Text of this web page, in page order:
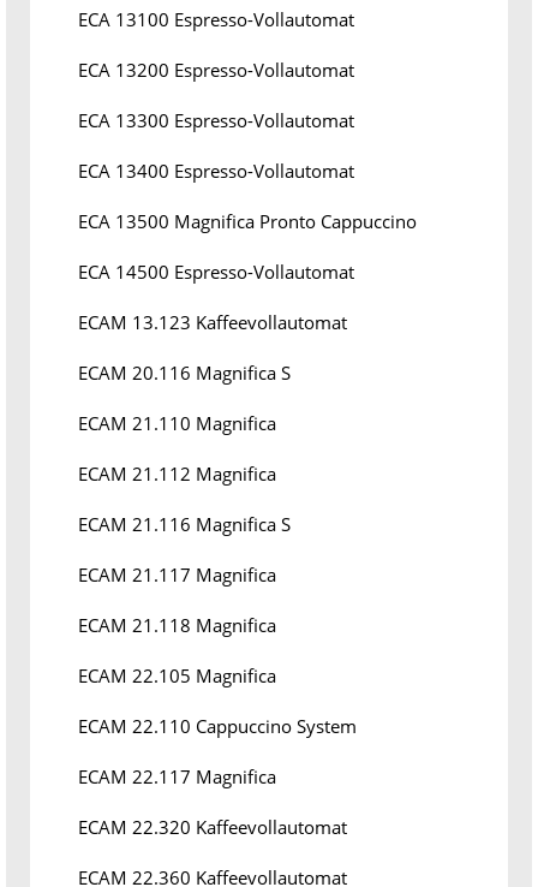
ECA 13100 Espresso-Vollautomat
ECA 13200 Espresso-Vollautomat
ECA 13300 Espresso-Vollautomat
ECA 13400 Espresso-Vollautomat
ECA 13500 Magnifica Pronto Cappuccino
ECA 14500 Espresso-Vollautomat
ECAM 13.123 Kaffeevollautomat
ECAM 20.116 Magnifica S
ECAM 21.110 Magnifica
ECAM 21.112 Magnifica
ECAM 21.116 Magnifica S
ECAM 21.117 Magnifica
ECAM 21.118 Magnifica
ECAM 22.105 Magnifica
ECAM 22.110 Cappuccino System
ECAM 22.117 Magnifica
ECAM 22.320 Kaffeevollautomat
ECAM 22.360 Kaffeevollautomat